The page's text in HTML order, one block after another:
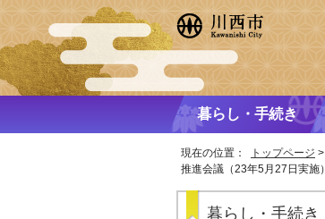
暮らし・手続き
現在の位置： トップページ >
推進会議（23年5月27日実施）
暮らし・手続き